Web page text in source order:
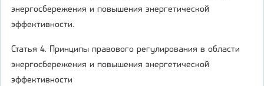
энергосбережения и повышения энергетической
эффективности.
Статья 4. Принципы правового регулирования в области
энергосбережения и повышения энергетической
эффективности